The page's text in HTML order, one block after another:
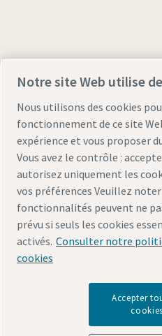
Mentions légales et
Gérer les cookiesAccessibilité
© 2026 Atlas Copco AB
Découvrez comment le
Visitez le site Web Atlas
Membre Atlas Copco
Notre site Web utilise
Nous utilisons des cookies
fonctionnement de ce site
expérience et vous proposer
Vous avez le contrôle :
autorisez uniquement les
vos préférences Veuillez
fonctionnalités peuvent ne
prévu si seuls les cookies
activés. Consulter notre
cookies
Accepter
cookies